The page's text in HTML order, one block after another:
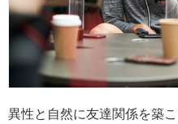
異性と自然に友達関係を築